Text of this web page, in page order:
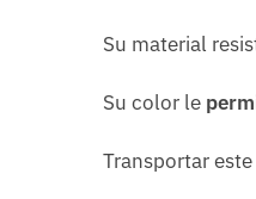
Su material
Su color le
Transportar